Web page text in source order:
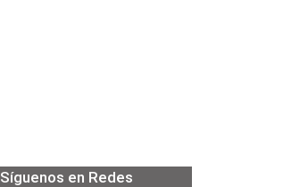
Síguenos en Redes